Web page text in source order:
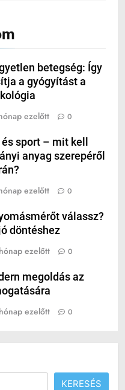
betegség: Így
a gyógyítást a
ezelőtt 0
sport – mit kell
anyag szerepéről
ezelőtt 0
válassz?
döntéshez
ezelőtt 0
megoldás az
ezelőtt 0
KERESÉS